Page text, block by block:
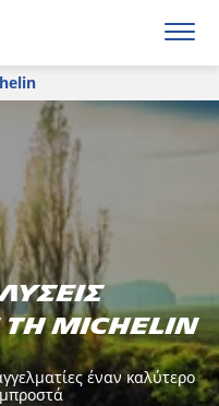
Michelin
έναν καλύτερο